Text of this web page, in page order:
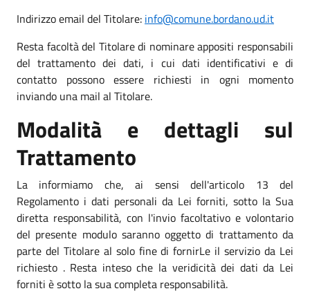
Indirizzo email del Titolare: info@comune.bordano.ud.it
Resta facoltà del Titolare di nominare appositi responsabili
del trattamento dei dati, i cui dati identificativi e di
contatto possono essere richiesti in ogni momento
inviando una mail al Titolare.
Modalità e dettagli sul
Trattamento
La informiamo che, ai sensi dell'articolo 13 del
Regolamento i dati personali da Lei forniti, sotto la Sua
diretta responsabilità, con l'invio facoltativo e volontario
del presente modulo saranno oggetto di trattamento da
parte del Titolare al solo fine di fornirLe il servizio da Lei
richiesto . Resta inteso che la veridicità dei dati da Lei
forniti è sotto la sua completa responsabilità.